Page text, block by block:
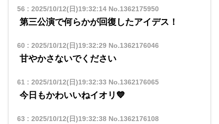
56 : 2025/10/12(日)19:32:14No.1362175950
第三公演で何らかが回復したアイデス！
60 : 2025/10/12(日)19:32:29No.1362176046
甘やかさないでください
61 : 2025/10/12(日)19:32:33 No.1362176065
今日もかわいいねイオリ💙
63 : 2025/10/12(日)19:32:38No.1362176108